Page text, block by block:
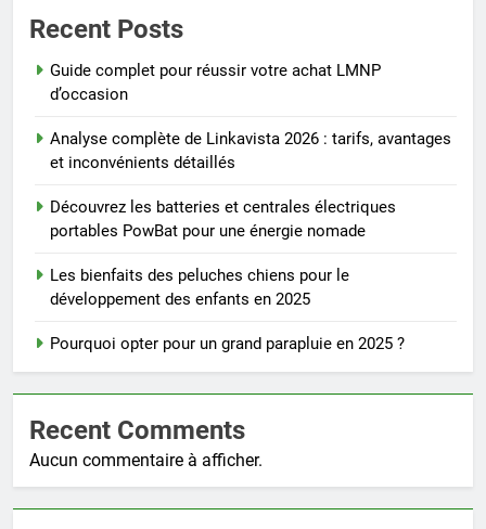
Recent Posts
Guide complet pour réussir votre achat LMNP
d’occasion
Analyse complète de Linkavista 2026 : tarifs, avantages
et inconvénients détaillés
Découvrez les batteries et centrales électriques
portables PowBat pour une énergie nomade
Les bienfaits des peluches chiens pour le
développement des enfants en 2025
Pourquoi opter pour un grand parapluie en 2025 ?
Recent Comments
Aucun commentaire à afficher.